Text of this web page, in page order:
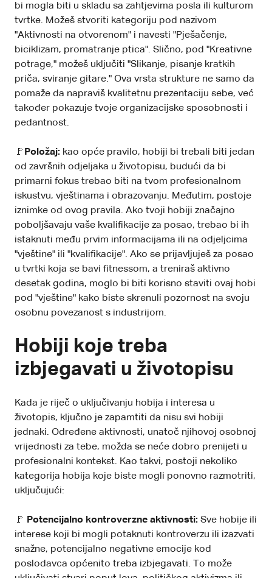
bi mogla biti u skladu sa zahtjevima posla ili kulturom
tvrtke. Možeš stvoriti kategoriju pod nazivom
"Aktivnosti na otvorenom" i navesti "Pješačenje,
biciklizam, promatranje ptica". Slično, pod "Kreativne
potrage," možeš uključiti "Slikanje, pisanje kratkih
priča, sviranje gitare." Ova vrsta strukture ne samo da
pomaže da napraviš kvalitetnu prezentaciju sebe, već
također pokazuje tvoje organizacijske sposobnosti i
pedantnost.
🚩 Položaj: kao opće pravilo, hobiji bi trebali biti jedan
od završnih odjeljaka u životopisu, budući da bi
primarni fokus trebao biti na tvom profesionalnom
iskustvu, vještinama i obrazovanju. Međutim, postoje
iznimke od ovog pravila. Ako tvoji hobiji značajno
poboljšavaju vaše kvalifikacije za posao, trebao bi ih
istaknuti među prvim informacijama ili na odjeljcima
"vještine" ili "kvalifikacije". Ako se prijavljuješ za posao
u tvrtki koja se bavi fitnessom, a treniraš aktivno
desetak godina, moglo bi biti korisno staviti ovaj hobi
pod "vještine" kako biste skrenuli pozornost na svoju
osobnu povezanost s industrijom.
Hobiji koje treba
izbjegavati u životopisu
Kada je riječ o uključivanju hobija i interesa u
životopis, ključno je zapamtiti da nisu svi hobiji
jednaki. Određene aktivnosti, unatoč njihovoj osobnoj
vrijednosti za tebe, možda se neće dobro prenijeti u
profesionalni kontekst. Kao takvi, postoji nekoliko
kategorija hobija koje biste mogli ponovno razmotriti,
uključujući:
🚩 Potencijalno kontroverzne aktivnosti: Sve hobije ili
interese koji bi mogli potaknuti kontroverzu ili izazvati
snažne, potencijalno negativne emocije kod
poslodavca općenito treba izbjegavati. To može